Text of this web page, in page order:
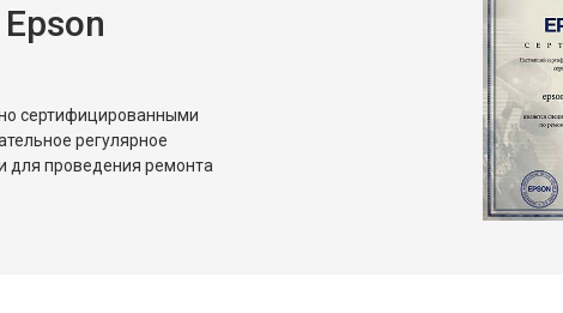
сертифицированными
регулярное
для проведения ремонта